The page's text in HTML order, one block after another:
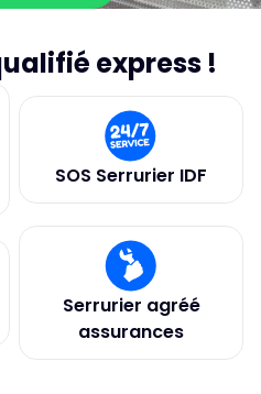
express !
SOS Serrurier IDF
Serrurier agréé
assurances